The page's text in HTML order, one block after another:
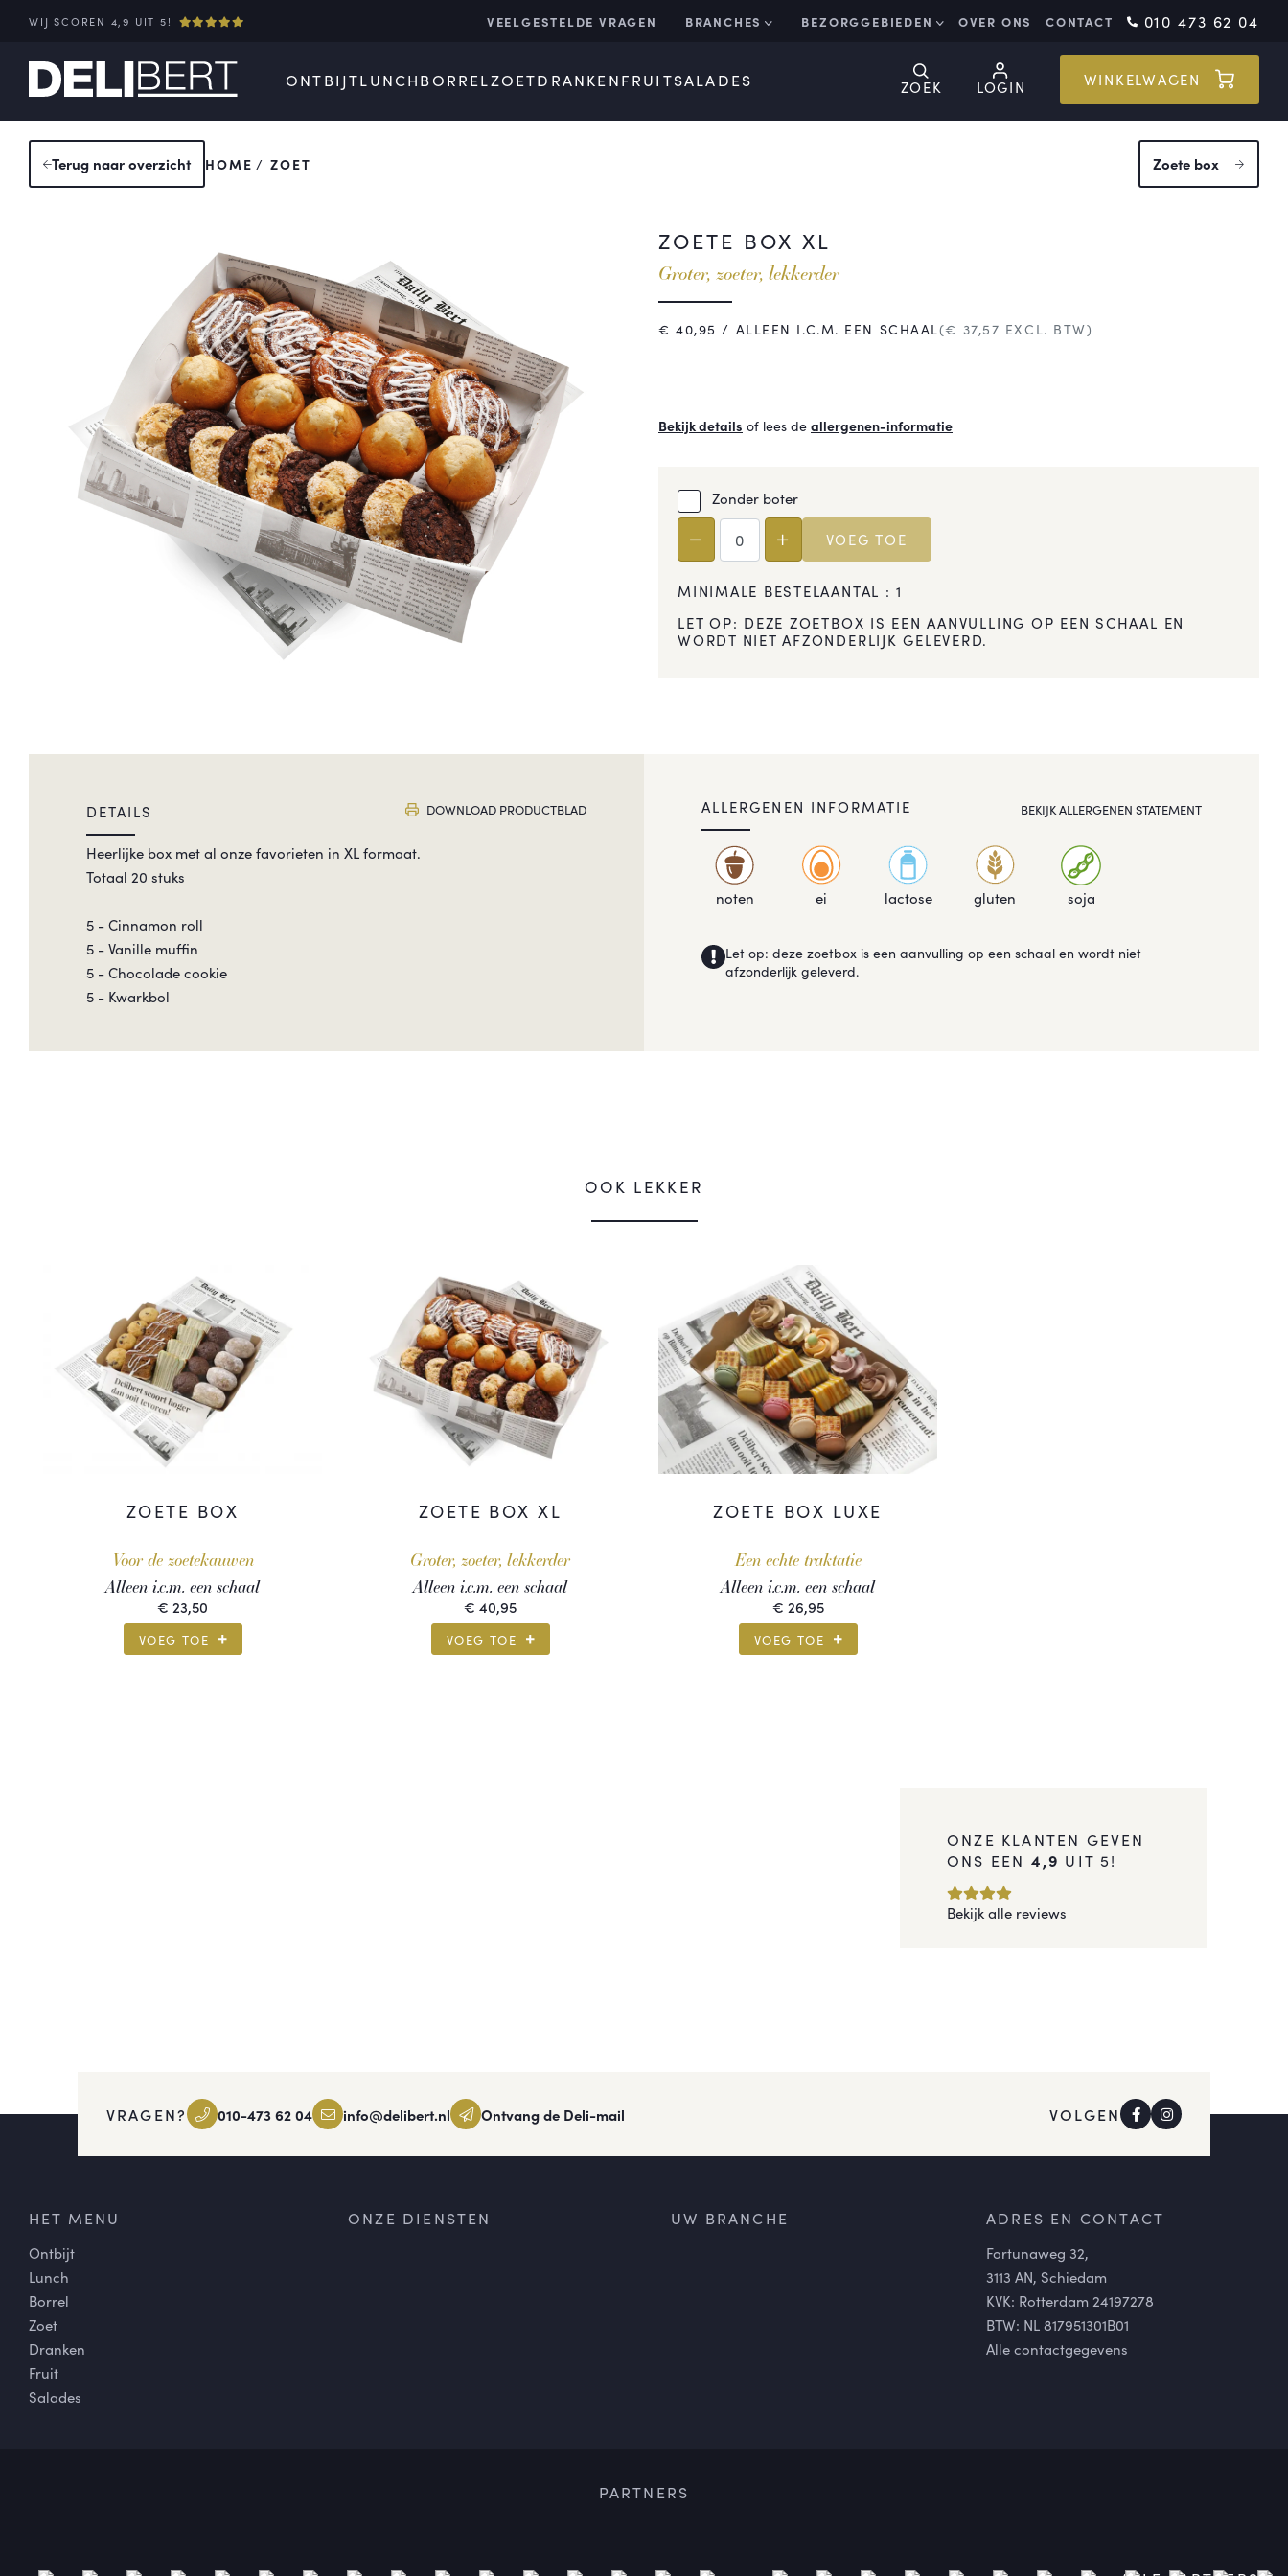
WIJ SCOREN 4,9 UIT 5! VEELGESTELDE VRAGEN BRANCHES BEZORGGEBIEDEN OVER ONS CONTACT 010 473 62 04
ONTBIJTLUNCHBORRELZOETDRANKENFRUITSALADES ZOEK LOGIN WINKELWAGEN
Terug naar overzicht HOME ZOET Zoete box
ZOETE BOX XL
Groter, zoeter, lekkerder
€40,95 / ALLEEN I.C.M. EEN SCHAAL(€ 37,57 EXCL. BTW)
Bekijk details of lees de allergenen-informatie
Zonder boter
VOEG TOE
MINIMALE BESTELAANTAL :1
LET OP: DEZE ZOETBOX IS EEN AANVULLING OP EEN SCHAAL EN
WORDT NIET AFZONDERLIJK GELEVERD.
DETAILS DOWNLOAD PRODUCTBLAD
Heerlijke box met al onze favorieten in XL formaat.
Totaal 20 stuks
5 - Cinnamon roll
5 - Vanille muffin
5 - Chocolade cookie
5 - Kwarkbol
ALLERGENEN INFORMATIE BEKIJK ALLERGENEN STATEMENT
noten ei lactose gluten soja
Let op: deze zoetbox is een aanvulling op een schaal en wordt niet
afzonderlijk geleverd.
OOK LEKKER
ZOETE BOX
Voor de zoetekauwen
Alleen i.c.m. een schaal
€ 23,50
VOEG TOE
ZOETE BOX XL
Groter, zoeter, lekkerder
Alleen i.c.m. een schaal
€ 40,95
VOEG TOE
ZOETE BOX LUXE
Een echte traktatie
Alleen i.c.m. een schaal
€ 26,95
VOEG TOE
ONZE KLANTEN GEVEN
ONS EEN 4,9 UIT 5!
Bekijk alle reviews
VRAGEN? 010-473 62 04 info@delibert.nl Ontvang de Deli-mail VOLGEN
HET MENU
Ontbijt
Lunch
Borrel
Zoet
Dranken
Fruit
Salades
ONZE DIENSTEN UW BRANCHE ADRES EN CONTACT
Fortunaweg 32,
3113 AN, Schiedam
KVK: Rotterdam 24197278
BTW: NL 817951301B01
Alle contactgegevens
PARTNERS